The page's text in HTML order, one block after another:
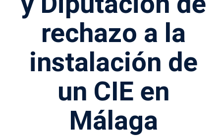
rechazo a la
instalación de
un CIE en
Málaga